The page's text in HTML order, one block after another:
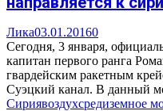
Лика03.01.20160
Сегодня, 3 января,
капитан первого ранга
гвардейским ракетным
Суэцкий канал. В данный
Сириявоздухсредиземное